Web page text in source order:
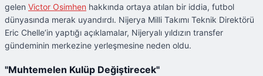
gelen Victor Osimhen hakkında ortaya atılan bir iddia, futbol
dünyasında merak uyandırdı. Nijerya Milli Takımı Teknik Direktörü
Eric Chelle’in yaptığı açıklamalar, Nijeryalı yıldızın transfer
gündeminin merkezine yerleşmesine neden oldu.
"Muhtemelen Kulüp Değiştirecek"